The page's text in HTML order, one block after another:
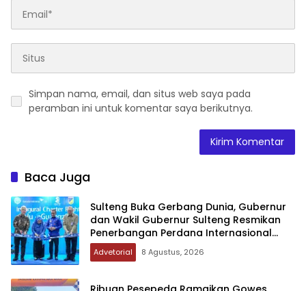
Simpan nama, email, dan situs web saya pada
peramban ini untuk komentar saya berikutnya.
Baca Juga
Sulteng Buka Gerbang Dunia, Gubernur
dan Wakil Gubernur Sulteng Resmikan
Penerbangan Perdana Internasional
Palu-Guangzhou
Advetorial 8 Agustus, 2026